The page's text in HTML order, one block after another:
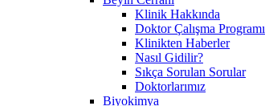
Klinik Hakkında
Doktor Çalışma Programı
Klinikten Haberler
Nasıl Gidilir?
Sıkça Sorulan Sorular
Doktorlarımız
Biyokimya